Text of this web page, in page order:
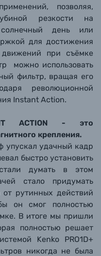
позволяя,
резкости на
день или
для достижения
движений при съёмке
можно использовать
фильтр, вращая его
революционной
Instant Action.
ACTION - это
крепления.
упускал удачный кадр
быстро установить
думать в этом
стало придумать
от рутинных действий
он смог полностью
В итоге мы пришли
полностью решает
Kenko PRO1D+
никогда не была